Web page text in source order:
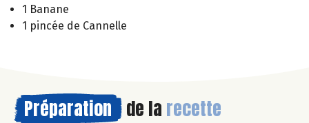
1 Banane
1 pincée de Cannelle
Préparation de la recette